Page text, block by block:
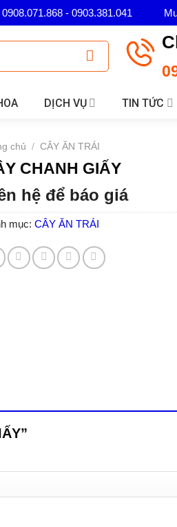
- 0903.381.041
DỊCH VỤ TIN TỨC
chủ / CÂY ĂN TRÁI
CHANH GIẤY
hệ để báo giá
mục: CÂY ĂN TRÁI